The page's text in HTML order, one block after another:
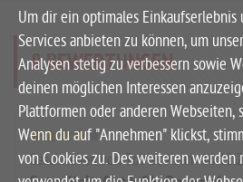
8BEWERTUNGEN
Geschrieben von Tobias K. am
Um dir ein optimales
Services anbieten zu können, um
Analysen stetig zu verbessern sowie
deinen möglichen Interessen
Plattformen oder anderen Webseiten,
Wenn du auf "Annehmen" klickst,
von Cookies zu. Des weiteren werden